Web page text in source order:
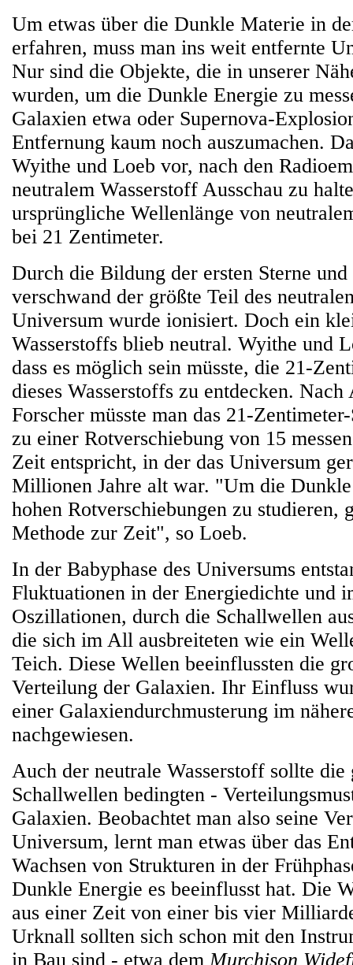
Um etwas über die Dunkle Materie in
erfahren, muss man ins weit entfernte
Nur sind die Objekte, die in unserer
wurden, um die Dunkle Energie zu
Galaxien etwa oder Supernova-
Entfernung kaum noch auszumachen.
Wyithe und Loeb vor, nach den
neutralem Wasserstoff Ausschau zu
ursprüngliche Wellenlänge von
bei 21 Zentimeter.
Durch die Bildung der ersten Sterne
verschwand der größte Teil des
Universum wurde ionisiert. Doch ein
Wasserstoffs blieb neutral. Wyithe und
dass es möglich sein müsste, die 21-
dieses Wasserstoffs zu entdecken.
Forscher müsste man das 21-
zu einer Rotverschiebung von 15
Zeit entspricht, in der das Universum
Millionen Jahre alt war. "Um die
hohen Rotverschiebungen zu studieren,
Methode zur Zeit", so Loeb.
In der Babyphase des Universums
Fluktuationen in der Energiedichte und
Oszillationen, durch die Schallwellen
die sich im All ausbreiteten wie ein
Teich. Diese Wellen beeinflussten die
Verteilung der Galaxien. Ihr Einfluss
einer Galaxiendurchmusterung im
nachgewiesen.
Auch der neutrale Wasserstoff sollte
Schallwellen bedingten -
Galaxien. Beobachtet man also seine
Universum, lernt man etwas über das
Wachsen von Strukturen in der
Dunkle Energie es beeinflusst hat. Die
aus einer Zeit von einer bis vier
Urknall sollten sich schon mit den
in Bau sind - etwa dem Murchison